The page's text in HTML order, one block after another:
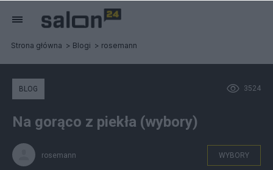
Strona główna Blogi rosemann
3524
BLOG
Na gorąco z piekła (wybory)
rosemann WYBORY